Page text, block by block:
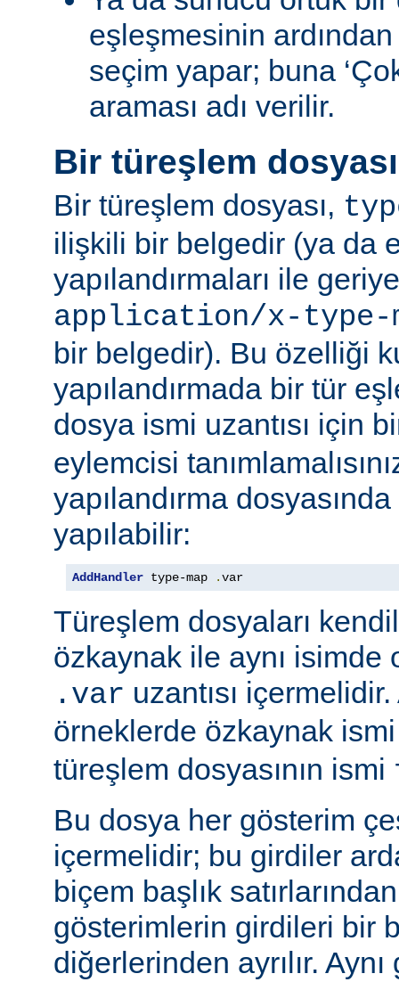
eşleşmesinin
seçim yapar; buna
araması adı verilir.
Bir türeşlem
Bir türeşlem dosyası,
ilişkili bir belgedir (ya da
yapılandırmaları ile
application/x-type-
bir belgedir). Bu özelliği
yapılandırmada bir tür
dosya ismi uzantısı için
eylemcisi
yapılandırma
yapılabilir:
AddHandler type-map .var
Türeşlem dosyaları
özkaynak ile aynı isimde
.var uzantısı
örneklerde özkaynak
türeşlem dosyasının ismi
Bu dosya her gösterim
içermelidir; bu girdiler
biçem başlık
gösterimlerin girdileri bir
diğerlerinden ayrılır.